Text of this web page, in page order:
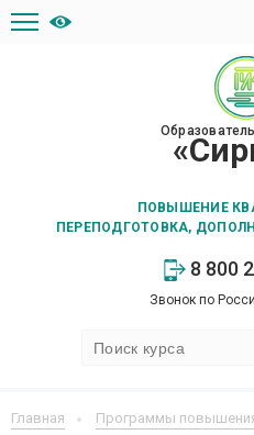
ПОВЫШЕНИЕ
ПЕРЕПОДГОТОВКА,
8 800
Звонок по
Главная
Программы